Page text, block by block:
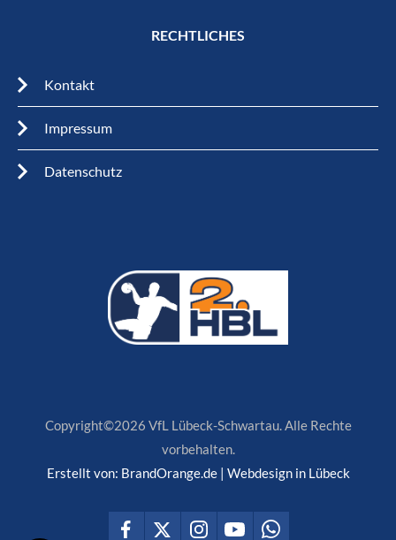
RECHTLICHES
Kontakt
Impressum
Datenschutz
Copyright©2026 VfL Lübeck-Schwartau. Alle Rechte
vorbehalten.
Erstellt von: BrandOrange.de | Webdesign in Lübeck